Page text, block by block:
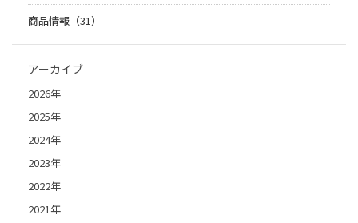
商品情報（31）
アーカイブ
2026年
2025年
2024年
2023年
2022年
2021年